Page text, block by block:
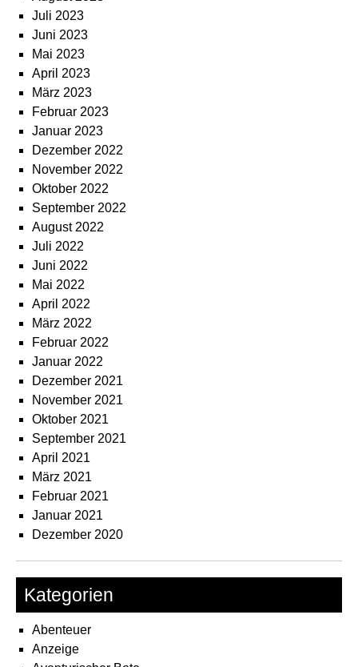
Juli 2023
Juni 2023
Mai 2023
April 2023
März 2023
Februar 2023
Januar 2023
Dezember 2022
November 2022
Oktober 2022
September 2022
August 2022
Juli 2022
Juni 2022
Mai 2022
April 2022
März 2022
Februar 2022
Januar 2022
Dezember 2021
November 2021
Oktober 2021
September 2021
April 2021
März 2021
Februar 2021
Januar 2021
Dezember 2020
Kategorien
Abenteuer
Anzeige